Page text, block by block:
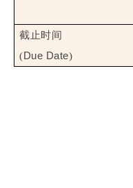
截止时间
(Due Date)